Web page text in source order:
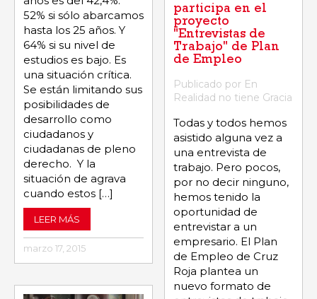
52% si sólo abarcamos
hasta los 25 años. Y
64% si su nivel de
estudios es bajo. Es
una situación crítica.
Se están limitando sus
posibilidades de
desarrollo como
ciudadanos y
ciudadanas de pleno
derecho. Y la
situación de agrava
cuando estos […]
LEER MÁS
marzo 17, 2015
participa en el
proyecto
"Entrevistas de
Trabajo" de Plan
de Empleo
Publicado por En
Realidad no tiene Gracia
Todas y todos hemos
asistido alguna vez a
una entrevista de
trabajo. Pero pocos,
por no decir ninguno,
hemos tenido la
oportunidad de
entrevistar a un
empresario. El Plan
de Empleo de Cruz
Roja plantea un
nuevo formato de